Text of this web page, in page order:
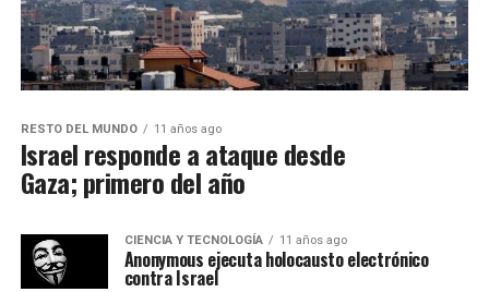
RESTO DEL MUNDO 11 años ago
Israel responde a ataque desde
Gaza; primero del año
CIENCIA Y TECNOLOGÍA 11 años ago
Anonymous ejecuta holocausto electrónico
contra Israel